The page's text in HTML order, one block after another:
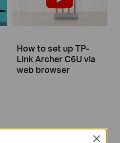
How to set up TP-
Link Archer C6U via
web browser
Close